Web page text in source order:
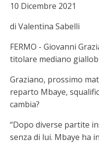
10 Dicembre 2021
di Valentina Sabelli
FERMO - Giovanni
titolare mediano
Graziano, prossimo
reparto Mbaye,
cambia?
“Dopo diverse partite
senza di lui. Mbaye ha